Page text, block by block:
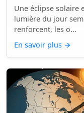
Une éclipse solaire
lumière du jour
renforcent, les o...
En savoir plus →